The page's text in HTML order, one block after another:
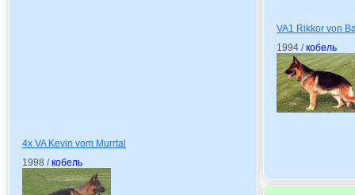
4x VA Kevin vom Murrtal
1998 /кобель
VA1 Rikkor von
1994 /кобель